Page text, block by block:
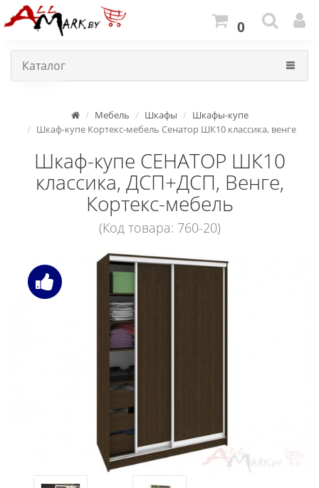
0
Каталог
Мебель Шкафы
Шкафы-купе
Шкаф-купе Кортекс-мебель Сенатор ШК10 классика, венге
Шкаф-купе СЕНАТОР ШК10
классика, ДСП+ДСП, Венге,
Кортекс-мебель
(Код товара: 760-20)